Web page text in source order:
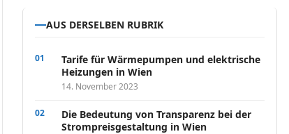
AUS DERSELBEN RUBRIK
Tarife für Wärmepumpen und elektrische
Heizungen in Wien
14. November 2023
Die Bedeutung von Transparenz bei der
Strompreisgestaltung in Wien